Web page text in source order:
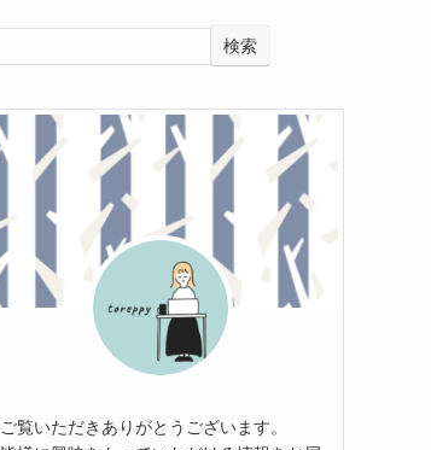
検索
ご覧いただきありがとうございます。